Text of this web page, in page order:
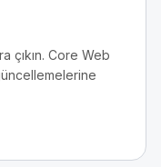
çıkın. Core Web